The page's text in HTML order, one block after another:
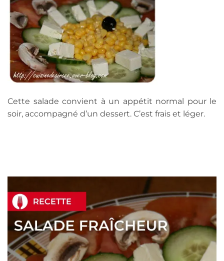
Cette salade convient à un appétit normal pour le
soir, accompagné d’un dessert. C’est frais et léger.